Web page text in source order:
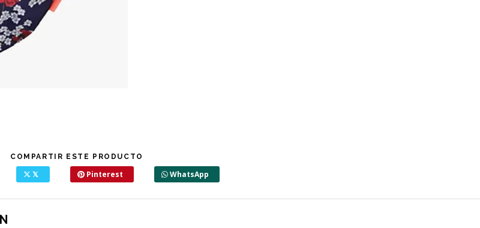
COMPARTIR ESTE PRODUCTO
𝕏 Pinterest WhatsApp